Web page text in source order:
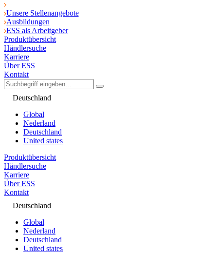
Unsere Stellenangebote
Ausbildungen
ESS als Arbeitgeber
Produktübersicht
Händlersuche
Karriere
Über ESS
Kontakt
Deutschland
Global
Nederland
Deutschland
United states
Produktübersicht
Händlersuche
Karriere
Über ESS
Kontakt
Deutschland
Global
Nederland
Deutschland
United states